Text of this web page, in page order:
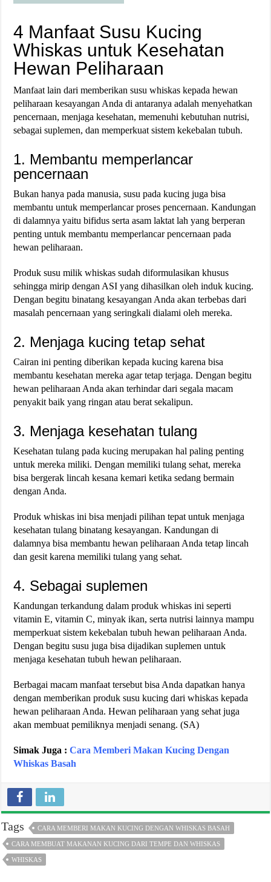
4 Manfaat Susu Kucing
Whiskas untuk Kesehatan
Hewan Peliharaan
Manfaat lain dari memberikan susu whiskas kepada hewan
peliharaan kesayangan Anda di antaranya adalah menyehatkan
pencernaan, menjaga kesehatan, memenuhi kebutuhan nutrisi,
sebagai suplemen, dan memperkuat sistem kekebalan tubuh.
1. Membantu memperlancar
pencernaan
Bukan hanya pada manusia, susu pada kucing juga bisa
membantu untuk memperlancar proses pencernaan. Kandungan
di dalamnya yaitu bifidus serta asam laktat lah yang berperan
penting untuk membantu memperlancar pencernaan pada
hewan peliharaan.
Produk susu milik whiskas sudah diformulasikan khusus
sehingga mirip dengan ASI yang dihasilkan oleh induk kucing.
Dengan begitu binatang kesayangan Anda akan terbebas dari
masalah pencernaan yang seringkali dialami oleh mereka.
2. Menjaga kucing tetap sehat
Cairan ini penting diberikan kepada kucing karena bisa
membantu kesehatan mereka agar tetap terjaga. Dengan begitu
hewan peliharaan Anda akan terhindar dari segala macam
penyakit baik yang ringan atau berat sekalipun.
3. Menjaga kesehatan tulang
Kesehatan tulang pada kucing merupakan hal paling penting
untuk mereka miliki. Dengan memiliki tulang sehat, mereka
bisa bergerak lincah kesana kemari ketika sedang bermain
dengan Anda.
Produk whiskas ini bisa menjadi pilihan tepat untuk menjaga
kesehatan tulang binatang kesayangan. Kandungan di
dalamnya bisa membantu hewan peliharaan Anda tetap lincah
dan gesit karena memiliki tulang yang sehat.
4. Sebagai suplemen
Kandungan terkandung dalam produk whiskas ini seperti
vitamin E, vitamin C, minyak ikan, serta nutrisi lainnya mampu
memperkuat sistem kekebalan tubuh hewan peliharaan Anda.
Dengan begitu susu juga bisa dijadikan suplemen untuk
menjaga kesehatan tubuh hewan peliharaan.
Berbagai macam manfaat tersebut bisa Anda dapatkan hanya
dengan memberikan produk susu kucing dari whiskas kepada
hewan peliharaan Anda. Hewan peliharaan yang sehat juga
akan membuat pemiliknya menjadi senang. (SA)
Simak Juga :Cara Memberi Makan Kucing Dengan
Whiskas Basah
Tags CARA MEMBERI MAKAN KUCING DENGAN WHISKAS BASAH
CARA MEMBUAT MAKANAN KUCING DARI TEMPE DAN WHISKAS
WHISKAS